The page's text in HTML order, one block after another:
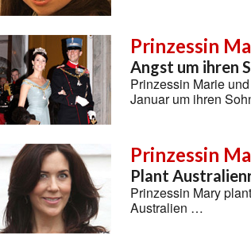
Prinzessin
Angst um ihren
Prinzessin Marie
Januar um ihren
Prinzessin
Plant
Prinzessin Mary
Australien …